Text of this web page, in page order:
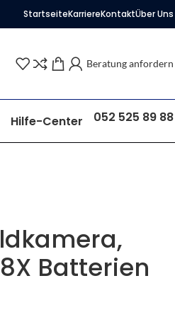
StartseiteKarriereKontaktÜber Uns
Beratung anfordern
Hilfe-Center 052 525 89 88
Batterien